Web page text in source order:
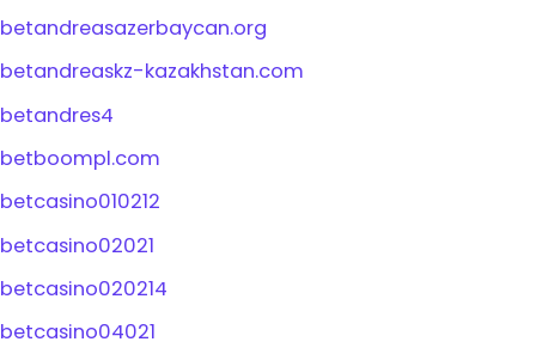
betandreasazerbaycan.org
betandreaskz-kazakhstan.com
betandres4
betboompl.com
betcasino010212
betcasino02021
betcasino020214
betcasino04021